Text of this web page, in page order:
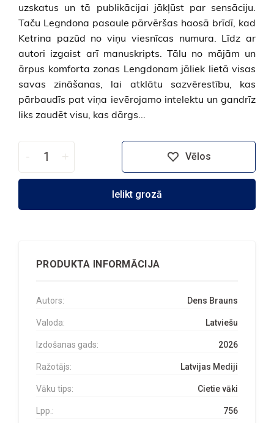
uzskatus un tā publikācijai jākļūst par sensāciju.
Taču Legndona pasaule pārvēršas haosā brīdī, kad
Ketrina pazūd no viņu viesnīcas numura. Līdz ar
autori izgaist arī manuskripts. Tālu no mājām un
ārpus komforta zonas Lengdonam jāliek lietā visas
savas zināšanas, lai atklātu sazvērestību, kas
pārbaudīs pat viņa ievērojamo intelektu un gandrīz
liks zaudēt visu, kas dārgs...
- + Vēlos
Ielikt grozā
PRODUKTA INFORMĀCIJA
Autors: Dens Brauns
Valoda: Latviešu
Izdošanas gads: 2026
Ražotājs: Latvijas Mediji
Vāku tips: Cietie vāki
Lpp.: 756